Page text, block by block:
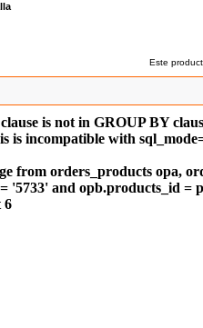
Este
is not in GROUP BY
is incompatible with
from orders_products opa,
'5733' and opb.products_id
6